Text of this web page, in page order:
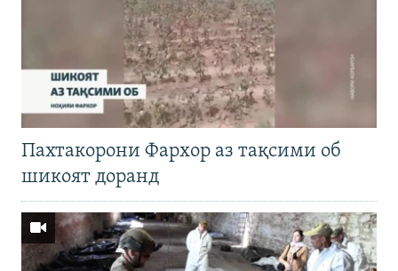
Пахтакорони Фархор аз тақсими об
шикоят доранд